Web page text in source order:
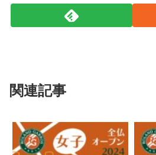
関連記事